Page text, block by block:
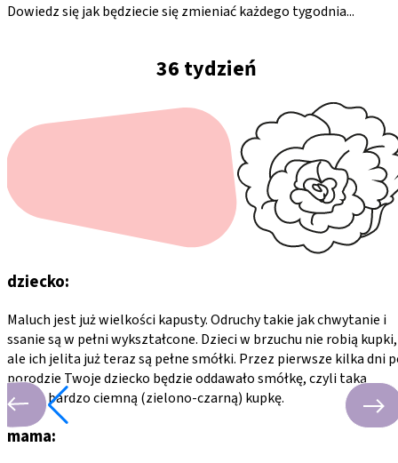
Dowiedz się jak będziecie się zmieniać każdego tygodnia...
36 tydzień
dziecko:
Maluch jest już wielkości kapusty. Odruchy takie jak chwytanie i
ssanie są w pełni wykształcone. Dzieci w brzuchu nie robią kupki,
ale ich jelita już teraz są pełne smółki. Przez pierwsze kilka dni
porodzie Twoje dziecko będzie oddawało smółkę, czyli taką
gęstą, bardzo ciemną (zielono-czarną) kupkę.
mama: